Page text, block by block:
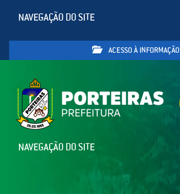
NAVEGAÇÃO DO SITE
ACESSO À INFORMAÇÃO
NAVEGAÇÃO DO SITE